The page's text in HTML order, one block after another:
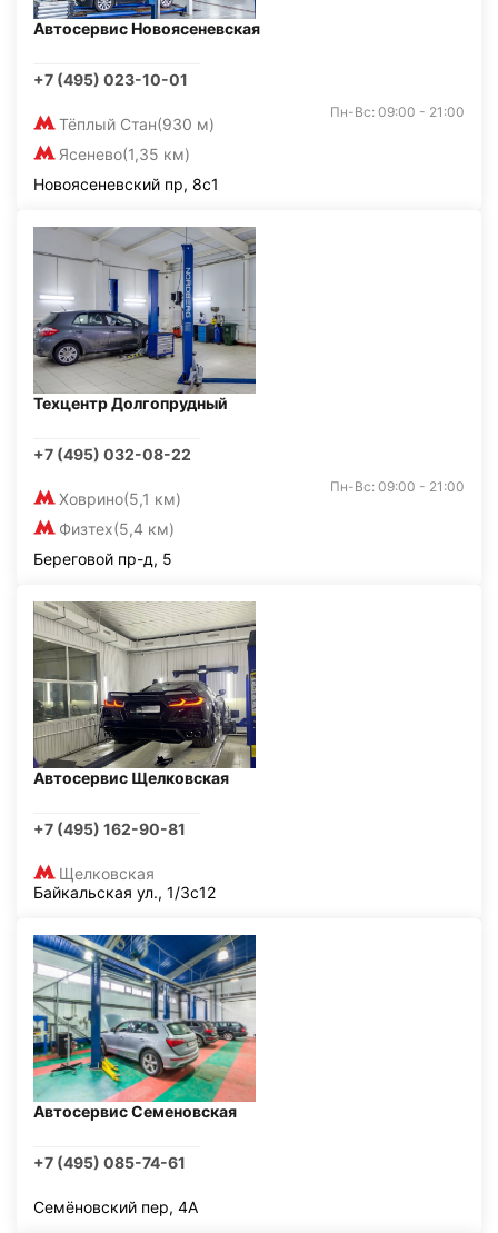
Автосервис Новоясеневская
+7 (495) 023-10-01
Тёплый Стан(930 м)
Ясенево(1,35 км)
Пн-Вс: 09:00 - 21:00
Новоясеневский пр, 8с1
Техцентр Долгопрудный
+7 (495) 032-08-22
Ховрино(5,1 км)
Физтех(5,4 км)
Пн-Вс: 09:00 - 21:00
Береговой пр-д, 5
Автосервис Щелковская
+7 (495) 162-90-81
Щелковская
Байкальская ул., 1/3с12
Автосервис Семеновская
+7 (495) 085-74-61
Семёновский пер, 4А